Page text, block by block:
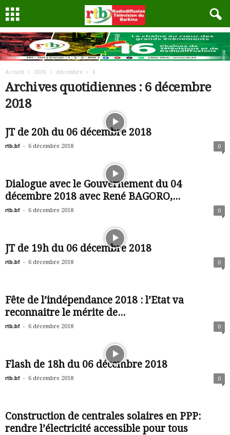
Accueil 2018 décembre 6
Archives quotidiennes : 6 décembre
2018
JT de 20h du 06 décembre 2018
rtb.bf - 6 décembre 2018 0
Dialogue avec le Gouvernement du 04
décembre 2018 avec René BAGORO,...
rtb.bf - 6 décembre 2018 0
JT de 19h du 06 décembre 2018
rtb.bf - 6 décembre 2018 0
Fête de l’indépendance 2018 : l’Etat va
reconnaitre le mérite de...
rtb.bf - 6 décembre 2018 0
Flash de 18h du 06 décembre 2018
rtb.bf - 6 décembre 2018 0
Construction de centrales solaires en PPP:
rendre l’électricité accessible pour tous